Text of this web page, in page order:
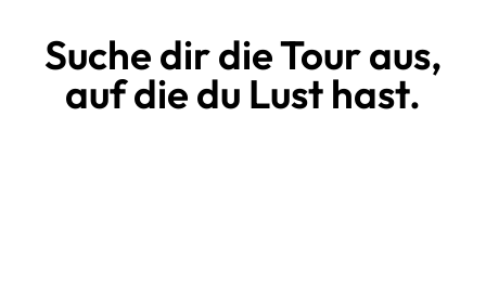
Suche dir die Tour aus,
auf die du Lust hast.